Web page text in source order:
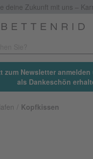
deine Zukunft mit uns –
zum Newsletter anmelden
als Dankeschön
Kopfkissen